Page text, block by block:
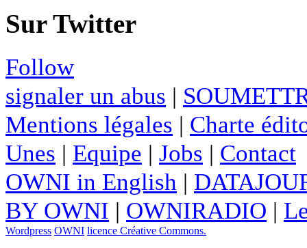
Sur Twitter
Follow
signaler un abus |
Mentions légales | Charte
Unes | Equipe | Jobs | Contact
OWNI in English |
BY OWNI | OWNIRADIO |
Wordpress OWNI licence Créative Commons.